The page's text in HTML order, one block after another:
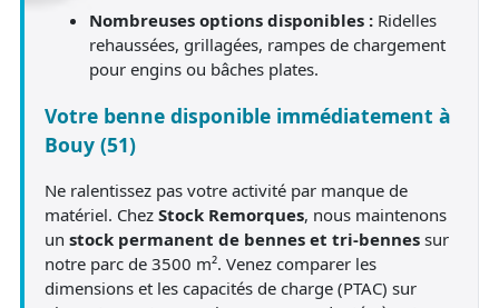
Nombreuses options disponibles : Ridelles
rehaussées, grillagées, rampes de chargement
pour engins ou bâches plates.
Votre benne disponible immédiatement à
Bouy (51)
Ne ralentissez pas votre activité par manque de
matériel. Chez Stock Remorques, nous maintenons
un stock permanent de bennes et tri-bennes sur
notre parc de 3500 m². Venez comparer les
dimensions et les capacités de charge (PTAC) sur